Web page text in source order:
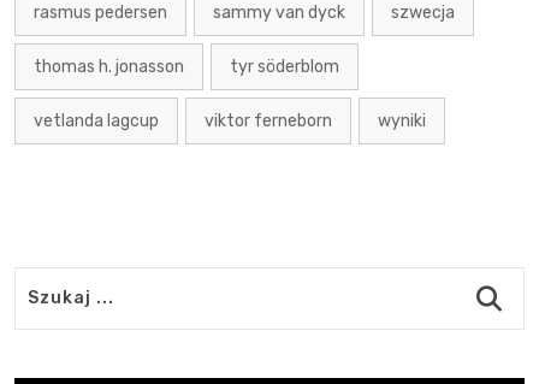
rasmus pedersen sammy van dyck szwecja
thomas h. jonasson tyr söderblom
vetlanda lagcup viktor ferneborn wyniki